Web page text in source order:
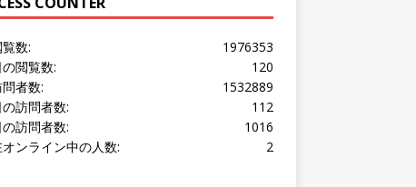
閲覧数:
112
訪問者数:
1016
訪問者数:
2
ンライン中の人数: